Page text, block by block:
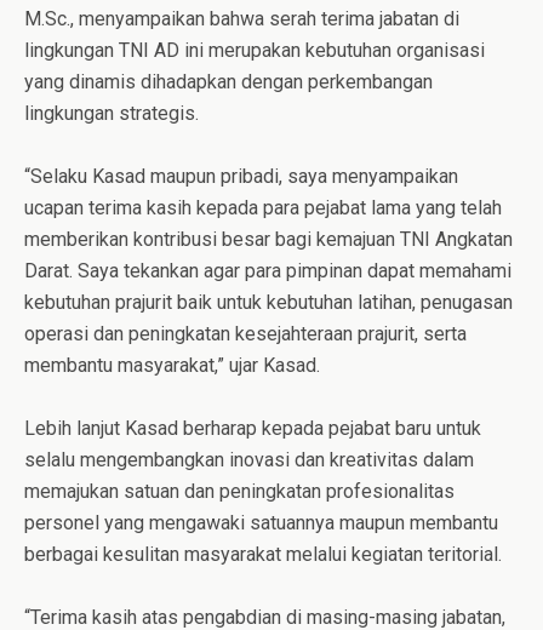
M.Sc., menyampaikan bahwa serah terima jabatan di
lingkungan TNI AD ini merupakan kebutuhan organisasi
yang dinamis dihadapkan dengan perkembangan
lingkungan strategis.
“Selaku Kasad maupun pribadi, saya menyampaikan
ucapan terima kasih kepada para pejabat lama yang telah
memberikan kontribusi besar bagi kemajuan TNI Angkatan
Darat. Saya tekankan agar para pimpinan dapat memahami
kebutuhan prajurit baik untuk kebutuhan latihan, penugasan
operasi dan peningkatan kesejahteraan prajurit, serta
membantu masyarakat,” ujar Kasad.
Lebih lanjut Kasad berharap kepada pejabat baru untuk
selalu mengembangkan inovasi dan kreativitas dalam
memajukan satuan dan peningkatan profesionalitas
personel yang mengawaki satuannya maupun membantu
berbagai kesulitan masyarakat melalui kegiatan teritorial.
“Terima kasih atas pengabdian di masing-masing jabatan,